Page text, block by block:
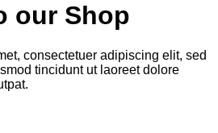
our Shop
consectetuer adipiscing elit, sed
tincidunt ut laoreet dolore